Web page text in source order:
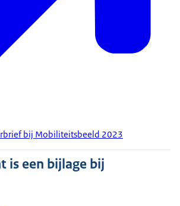
bij Mobiliteitsbeeld 2023
is een bijlage bij